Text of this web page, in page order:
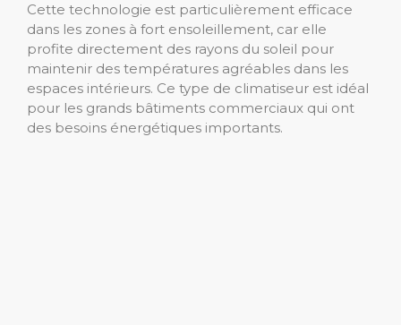
Cette technologie est particulièrement efficace
dans les zones à fort ensoleillement, car elle
profite directement des rayons du soleil pour
maintenir des températures agréables dans les
espaces intérieurs. Ce type de climatiseur est idéal
pour les grands bâtiments commerciaux qui ont
des besoins énergétiques importants.